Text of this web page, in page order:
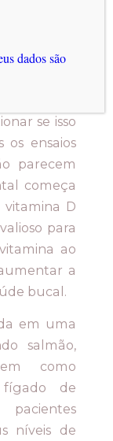
em
dos
se isso
os ensaios
parecem
começa
D
para
ao
a
bucal.
em uma
salmão,
como
de
níveis de
dados são